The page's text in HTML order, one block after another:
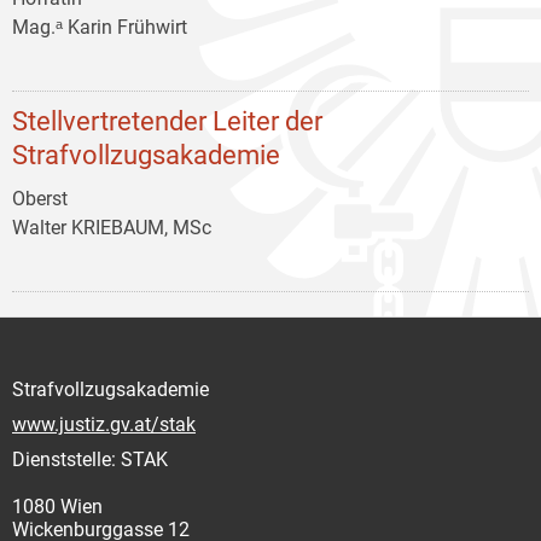
Mag.ᵃ Karin Frühwirt
Stellvertretender Leiter der
Strafvollzugsakademie
Oberst
Walter KRIEBAUM, MSc
Strafvollzugsakademie
www.justiz.gv.at/stak
Dienststelle: STAK
1080 Wien
Wickenburggasse 12